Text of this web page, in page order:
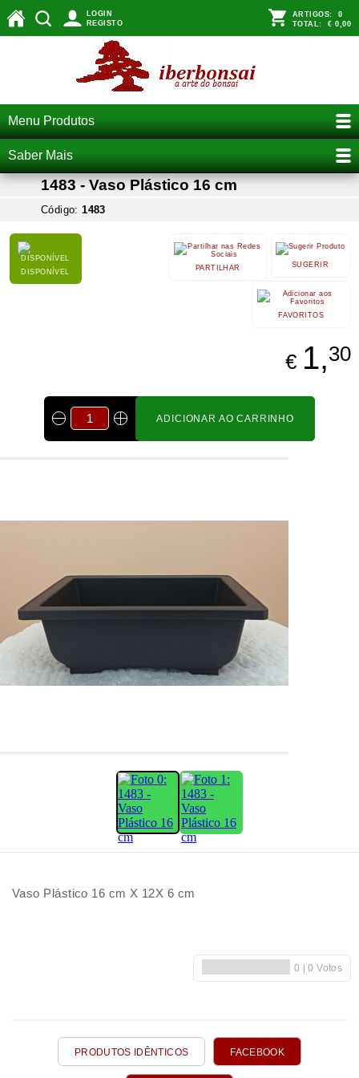
LOGIN
REGISTO
ARTIGOS: 0
TOTAL: € 0,00
Menu Produtos
Saber Mais
1483 - Vaso Plástico 16 cm
Código:1483
DISPONÍVEL
SUGERIR
PARTILHAR
FAVORITOS
€ 1,30
ADICIONAR AO CARRINHO
Vaso Plástico 16 cm X 12X 6 cm
PRODUTOS IDÊNTICOS FACEBOOK